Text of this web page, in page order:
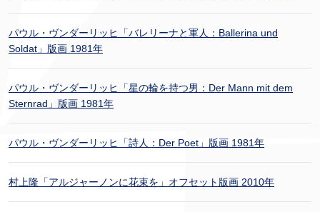
パウル・ヴンダーリッヒ「バレリーナと軍人：Ballerina und
Soldat」版画 1981年
パウル・ヴンダーリッヒ「星の輪を持つ男：Der Mann mit dem
Sternrad」版画 1981年
パウル・ヴンダーリッヒ「詩人：Der Poet」版画 1981年
村上隆「アルジャーノンに花束を」オフセット版画 2010年